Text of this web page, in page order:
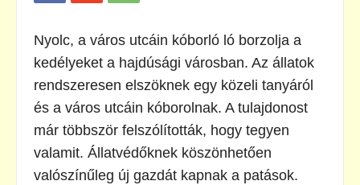
Nyolc, a város utcáin kóborló ló borzolja a
kedélyeket a hajdúsági városban. Az állatok
rendszeresen elszöknek egy közeli tanyáról
és a város utcáin kóborolnak. A tulajdonost
már többször felszólították, hogy tegyen
valamit. Állatvédőknek köszönhetően
valószínűleg új gazdát kapnak a patások.